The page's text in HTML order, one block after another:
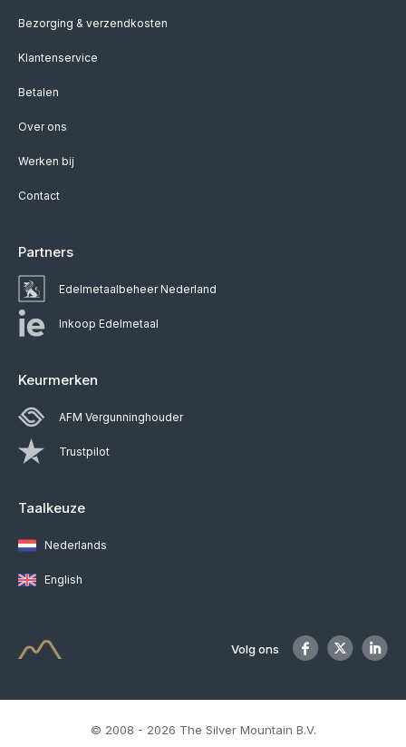
Bezorging & verzendkosten
Klantenservice
Betalen
Over ons
Werken bij
Contact
Partners
Edelmetaalbeheer Nederland
Inkoop Edelmetaal
Keurmerken
AFM Vergunninghouder
Trustpilot
Taalkeuze
Nederlands
English
Volg ons
© 2008 - 2026 The Silver Mountain B.V.